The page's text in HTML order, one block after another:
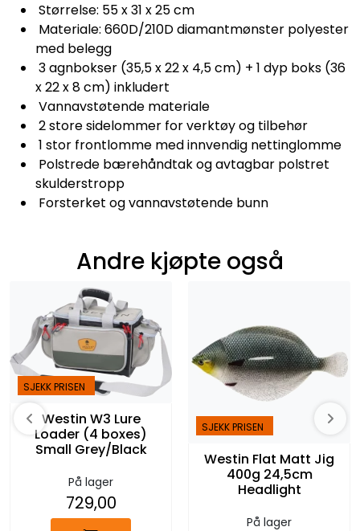
Størrelse: 55 x 31 x 25 cm
Materiale: 660D/210D diamantmønster polyester
med belegg
3 agnbokser (35,5 x 22 x 4,5 cm) + 1 dyp boks (36
x 22 x 8 cm) inkludert
Vannavstøtende materiale
2 store sidelommer for verktøy og tilbehør
1 stor frontlomme med innvendig nettinglomme
Polstrede bærehåndtak og avtagbar polstret
skulderstropp
Forsterket og vannavstøtende bunn
Andre kjøpte også
SJEKK PRISEN
Westin W3 Lure
Loader (4 boxes)
Small Grey/Black
På lager
729,00
SJEKK PRISEN
Westin Flat Matt Jig
400g 24,5cm
Headlight
På lager